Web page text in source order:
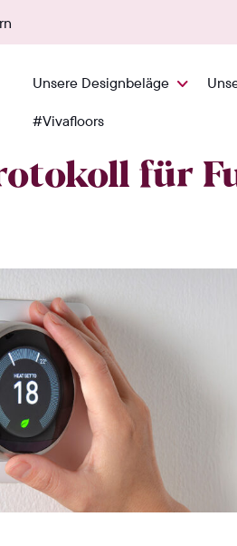
Schnelle
Unsere Designbeläge
#Vivafloors
Aufheizprotokoll für
für